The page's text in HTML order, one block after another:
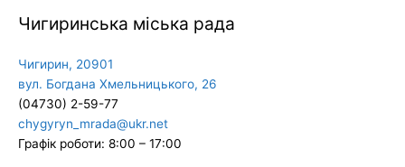
Чигиринська міська рада
Чигирин, 20901
вул. Богдана Хмельницького, 26
(04730) 2-59-77
chygyryn_mrada@ukr.net
Графік роботи: 8:00 – 17:00